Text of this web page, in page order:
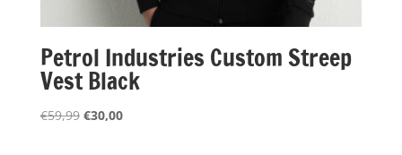
Petrol Industries Custom Streep
Vest Black
€59,99 Oorspronkelijke
€30,00Huidige